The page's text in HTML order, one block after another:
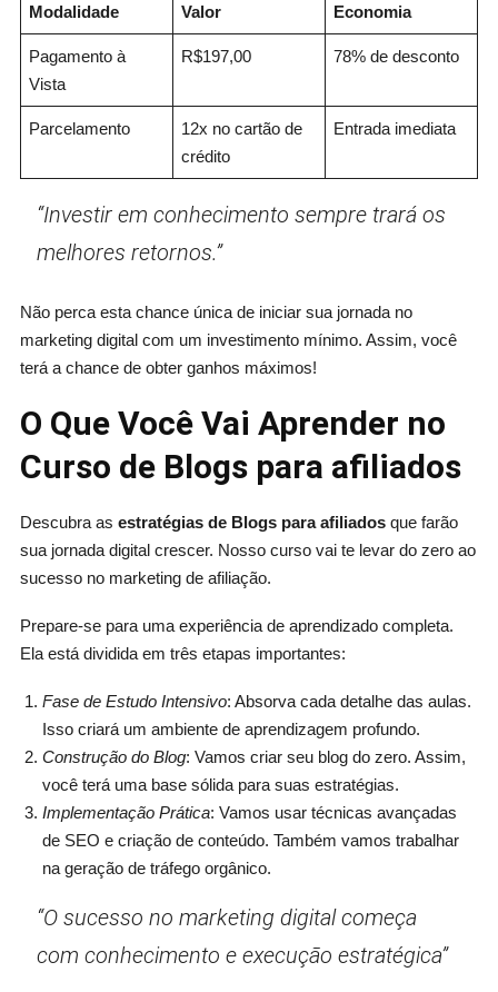
Modalidade Valor Economia
Pagamento à
Vista
R$197,00 78% de desconto
Parcelamento
12x no cartão de
crédito
Entrada imediata
“Investir em conhecimento sempre trará os
melhores retornos.”
Não perca esta chance única de iniciar sua jornada no
marketing digital com um investimento mínimo. Assim, você
terá a chance de obter ganhos máximos!
O Que Você Vai Aprender no
Curso de Blogs para afiliados
Descubra as estratégias de Blogs para afiliadosque farão
sua jornada digital crescer. Nosso curso vai te levar do zero ao
sucesso no marketing de afiliação.
Prepare-se para uma experiência de aprendizado completa.
Ela está dividida em três etapas importantes:
Fase de Estudo Intensivo: Absorva cada detalhe das aulas.
Isso criará um ambiente de aprendizagem profundo.
Construção do Blog: Vamos criar seu blog do zero. Assim,
você terá uma base sólida para suas estratégias.
Implementação Prática: Vamos usar técnicas avançadas
de SEO e criação de conteúdo. Também vamos trabalhar
na geração de tráfego orgânico.
“O sucesso no marketing digital começa
com conhecimento e execução estratégica”